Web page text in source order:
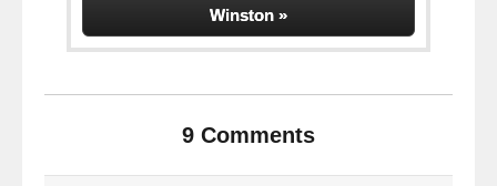
Winston »
9 Comments